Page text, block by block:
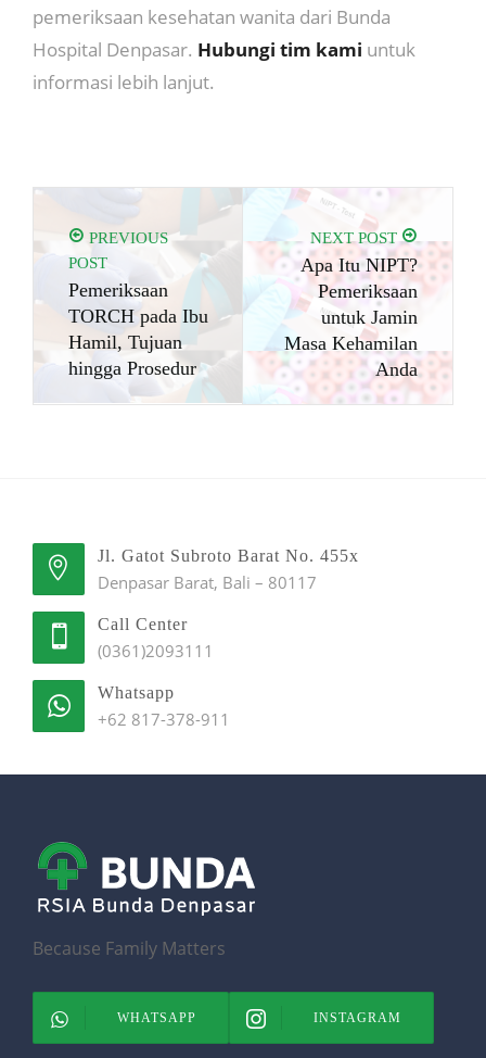
pemeriksaan kesehatan wanita dari Bunda
Hospital Denpasar. Hubungi tim kami untuk
informasi lebih lanjut.
PREVIOUS
POST
Pemeriksaan
TORCH pada Ibu
Hamil, Tujuan
hingga Prosedur
NEXT POST
Apa Itu NIPT?
Pemeriksaan
untuk Jamin
Masa Kehamilan
Anda
Jl. Gatot Subroto Barat No. 455x
Denpasar Barat, Bali – 80117
Call Center
(0361)2093111
Whatsapp
+62 817-378-911
Because Family Matters
WHATSAPP INSTAGRAM